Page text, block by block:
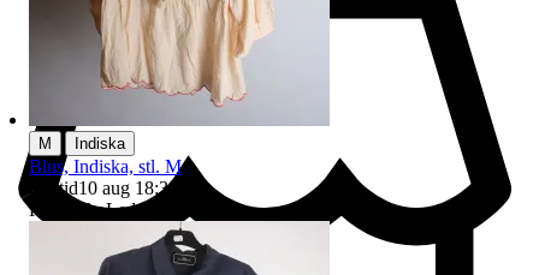
M Indiska
Blus, Indiska, stl. M
Sluttid10 aug 18:39
Pris:
14 kr,Ledande bud